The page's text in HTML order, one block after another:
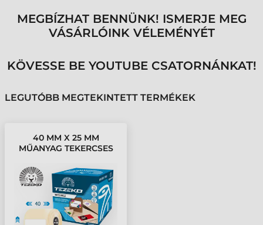
MEGBÍZHAT BENNÜNK! ISMERJE MEG
VÁSÁRLÓINK VÉLEMÉNYÉT
KÖVESSE BE YOUTUBE CSATORNÁNKAT!
LEGUTÓBB MEGTEKINTETT TERMÉKEK
40 MM X 25 MM
MŰANYAG TEKERCSES
1000 CÍMKE/TEKERCS )